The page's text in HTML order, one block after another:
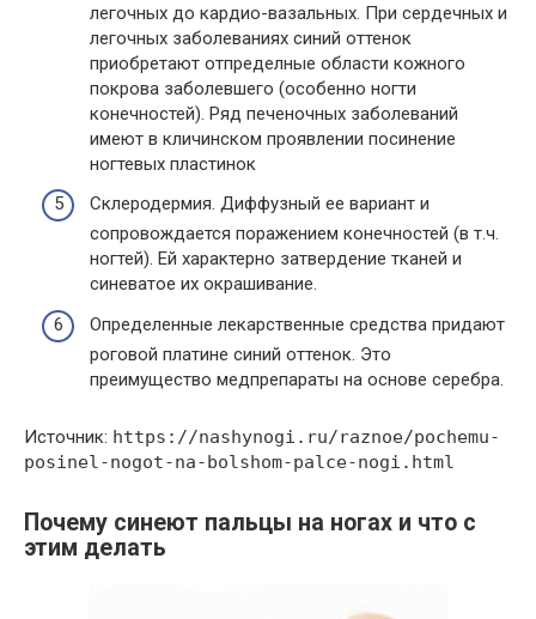
легочных до кардио-вазальных. При сердечных и
легочных заболеваниях синий оттенок
приобретают отпределные области кожного
покрова заболевшего (особенно ногти
конечностей). Ряд печеночных заболеваний
имеют в кличинском проявлении посинение
ногтевых пластинок
Склеродермия. Диффузный ее вариант и
сопровождается поражением конечностей (в т.ч.
ногтей). Ей характерно затвердение тканей и
синеватое их окрашивание.
Определенные лекарственные средства придают
роговой платине синий оттенок. Это
преимущество медпрепараты на основе серебра.
Источник: https://nashynogi.ru/raznoe/pochemu-
posinel-nogot-na-bolshom-palce-nogi.html
Почему синеют пальцы на ногах и что с
этим делать